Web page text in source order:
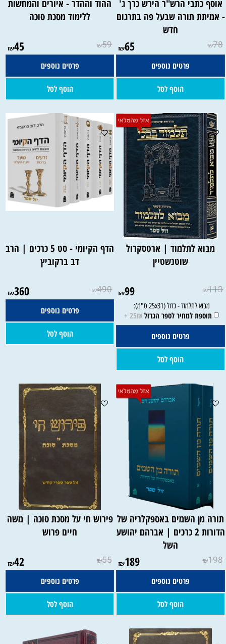
אוסף כתבי הרש"ר הירש כרך ג'
אמיתת תורה שבעל פה בתרגום
חדש
₪78
₪65
פרטים נוספים
הוסף לסל
ההוד וההדר - איורים והמחשות
ללימוד מסכת סוכה
₪59
₪45
פרטים נוספים
הוסף לסל
מבוא לתלמוד | ארטסקרול
שוטנשטיין
₪113
₪99
פרטים נוספים
הוסף לסל
הדף הקיומי - סט 5 כרכים | הרב
דב ברקוביץ
₪490
₪360
פרטים נוספים
הוסף לסל
תורה מן השמים באספקלריה של
הדורות 2 כרכים | אברהם יהושע
השל
₪198
₪189
פרטים נוספים
הוסף לסל
פירוש חי על מסכת סוכה | משה
חיים פרוש
₪55
₪42
פרטים נוספים
הוסף לסל